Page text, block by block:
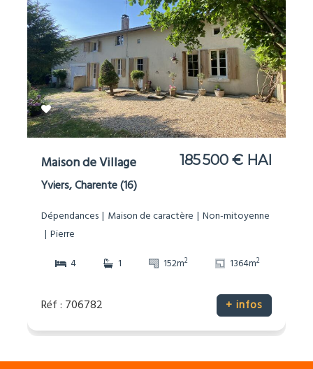
Maison de Village 185 500 € HAI
Yviers, Charente (16)
Dépendances Maison de caractère
Non-mitoyenne
Pierre
4
1 152m2 1364m2
Réf : 706782 + infos